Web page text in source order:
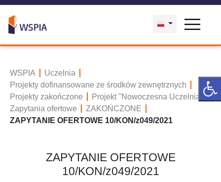
WSPIA
Uczelnia
Projekty dofinansowane ze środków zewnętrznych
Projekty zakończone
Projekt "Nowoczesna Uczelnia"
Zapytania ofertowe
ZAKOŃCZONE
ZAPYTANIE OFERTOWE 10/KON/z049/2021
ZAPYTANIE OFERTOWE
10/KON/z049/2021